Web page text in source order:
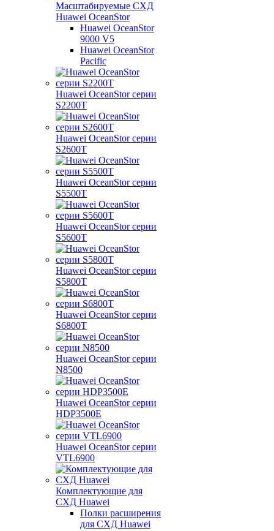
Масштабируемые СХД
Huawei OceanStor
Huawei OceanStor
9000 V5
Huawei OceanStor
Pacific
Huawei OceanStor серии
S2200T
Huawei OceanStor серии
S2600T
Huawei OceanStor серии
S5500T
Huawei OceanStor серии
S5600T
Huawei OceanStor серии
S5800T
Huawei OceanStor серии
S6800T
Huawei OceanStor серии
N8500
Huawei OceanStor серии
HDP3500E
Huawei OceanStor серии
VTL6900
Комплектующие для
СХД Huawei
Полки расширения
для СХД Huawei